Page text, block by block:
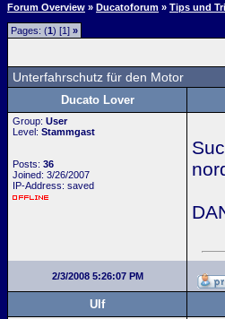
Forum Overview » Ducatoforum » Tips und
Pages: (1) [1] »
Unterfahrschutz für den Motor
Ducato Lover
Group: User
Level: Stammgast
Posts: 36
Joined: 3/26/2007
IP-Address: saved
2/3/2008 5:26:07 PM
Ulf